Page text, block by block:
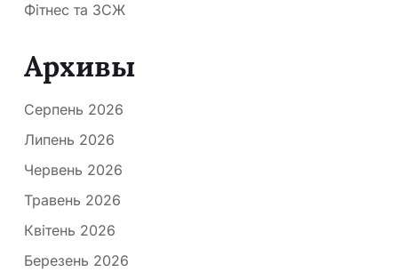
Фітнес та ЗСЖ
Архивы
Серпень 2026
Липень 2026
Червень 2026
Травень 2026
Квітень 2026
Березень 2026